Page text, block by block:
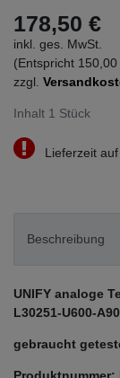
178,50 €
inkl. ges. MwSt.
(Entspricht
zzgl.
Inhalt 1 Stück
Lieferzeit
Beschreibung
UNIFY analoge
L30251-U600-
gebraucht